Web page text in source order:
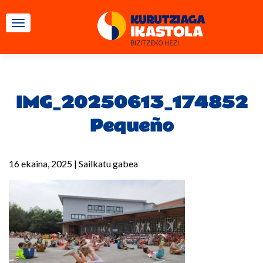
TOGGLE NAVIGATION
IMG_20250613_174852
Pequeño
16 ekaina, 2025 | Sailkatu gabea